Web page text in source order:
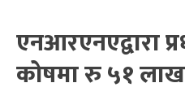
एनआरएनएद्वारा
कोषमा रु ५१